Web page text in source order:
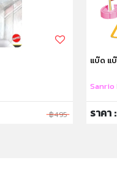
฿495
แบ๊ด แ
Sanrio
ราคา